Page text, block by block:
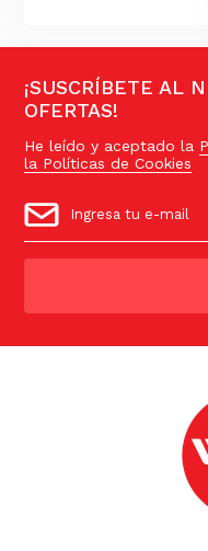
¡SUSCRÍBETE AL
OFERTAS!
He leído y aceptado la
la Políticas de Cookies